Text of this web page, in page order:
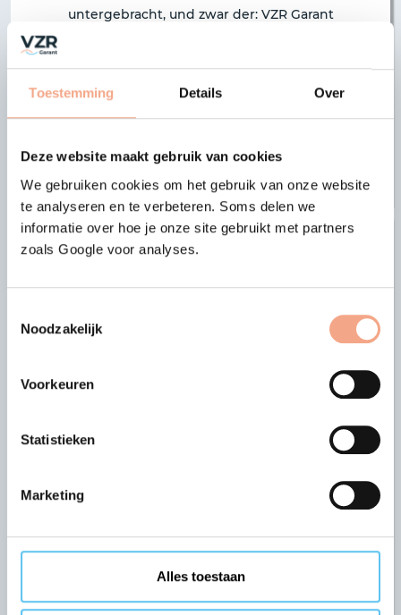
Toestemming Details Over
Deze website maakt gebruik van cookies
We gebruiken cookies om het gebruik van onze website
te analyseren en te verbeteren. Soms delen we
informatie over hoe je onze site gebruikt met partners
zoals Google voor analyses.
Noodzakelijk
Voorkeuren
Statistieken
Marketing
Alles toestaan
untergebracht, und zwar der: VZR Garant
Onderlinge Verzekeringen U.A. Dieses Modell
gemeinsamen Strategie mitzudenken. Außerdem
besteht umfassende Transparenz, weil jede:r
kann.
Die Sicherheit eines anerkannten
VZR Garant erfüllt alle von der niederländischen
Zentralbank (De Nederlandsche Bank, DNB) und
der Aufsichtsbehörde für die Finanzmärkte
(Autoriteit Financiële Markten, AFM)
vorgegebenen Anforderungen.